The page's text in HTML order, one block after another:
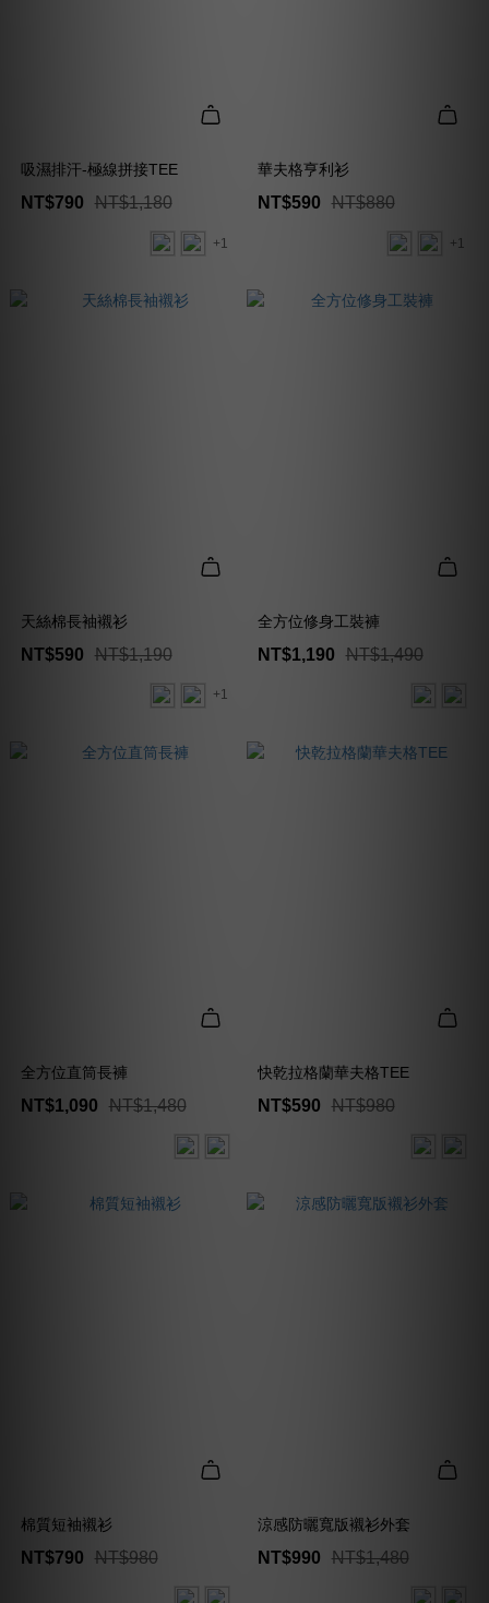
吸濕排汗-極線拼接TEE
NT$790 NT$1,180
+1
華夫格亨利衫
NT$590 NT$880
+1
天絲棉長袖襯衫
NT$590 NT$1,190
+1
全方位修身工裝褲
NT$1,190 NT$1,490
全方位直筒長褲
NT$1,090 NT$1,480
快乾拉格蘭華夫格TEE
NT$590 NT$980
棉質短袖襯衫
NT$790 NT$980
涼感防曬寬版襯衫外套
NT$990 NT$1,480